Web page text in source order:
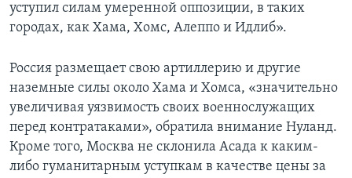
уступил силам умеренной оппозиции, в таких
городах, как Хама, Хомс, Алеппо и Идлиб».
Россия размещает свою артиллерию и другие
наземные силы около Хама и Хомса, «значительно
увеличивая уязвимость своих военнослужащих
перед контратаками», обратила внимание Нуланд.
Кроме того, Москва не склонила Асада к каким-
либо гуманитарным уступкам в качестве цены за